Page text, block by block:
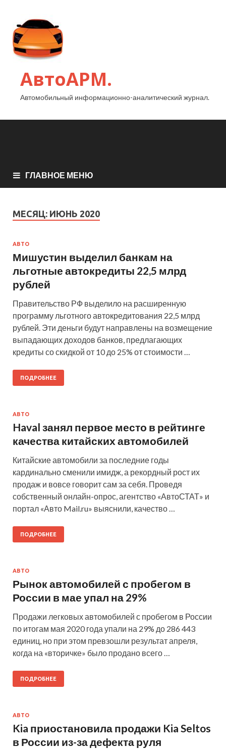
АвтоАРМ.
Автомобильный информационно-аналитический журнал.
ГЛАВНОЕ МЕНЮ
МЕСЯЦ: ИЮНЬ 2020
АВТО
Мишустин выделил банкам на
льготные автокредиты 22,5 млрд
рублей
Правительство РФ выделило на расширенную
программу льготного автокредитования 22,5 млрд
рублей. Эти деньги будут направлены на возмещение
выпадающих доходов банков, предлагающих
кредиты со скидкой от 10 до 25% от стоимости …
ПОДРОБНЕЕ
АВТО
Haval занял первое место в рейтинге
качества китайских автомобилей
Китайские автомобили за последние годы
кардинально сменили имидж, а рекордный рост их
продаж и вовсе говорит сам за себя. Проведя
собственный онлайн-опрос, агентство «АвтоСТАТ» и
портал «Авто Mail.ru» выяснили, качество …
ПОДРОБНЕЕ
АВТО
Рынок автомобилей с пробегом в
России в мае упал на 29%
Продажи легковых автомобилей с пробегом в России
по итогам мая 2020 года упали на 29% до 286 443
единиц, но при этом превзошли результат апреля,
когда на «вторичке» было продано всего …
ПОДРОБНЕЕ
АВТО
Kia приостановила продажи Kia Seltos
в России из-за дефекта руля